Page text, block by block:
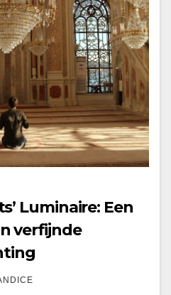
Luminaire: Een
verfijnde